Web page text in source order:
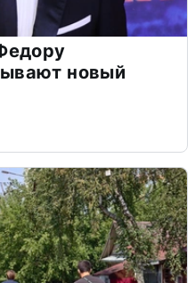
новый